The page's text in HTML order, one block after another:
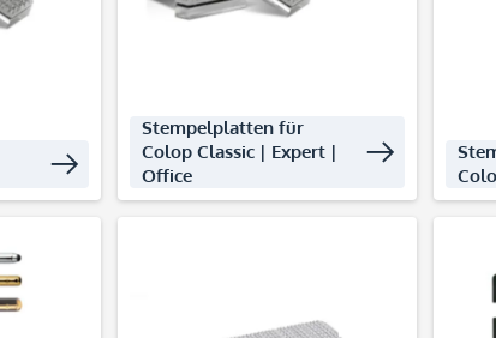
Stempelplatten für
Colop Classic | Expert |
Office